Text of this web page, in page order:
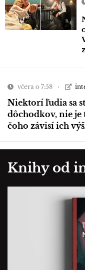
včera o 7:58
Niektorí ľudia sa
dôchodkov, nie je
čoho závisí ich
Knihy od